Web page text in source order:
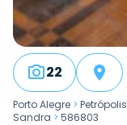
22
Porto Alegre > Petrópolis
Sandra > 586803